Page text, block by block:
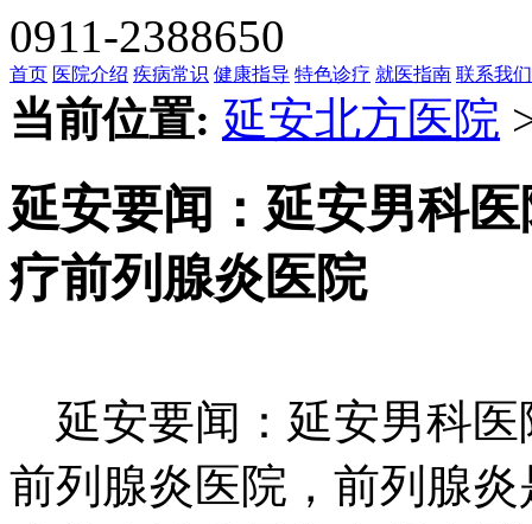
0911-2388650
首页 医院介绍 疾病常识 健康指导 特色诊疗 就医指南 联系我们
当前位置: 延安北方医院
延安要闻：延安男科
疗前列腺炎医院
延安要闻：延安男科医
前列腺炎医院，前列腺